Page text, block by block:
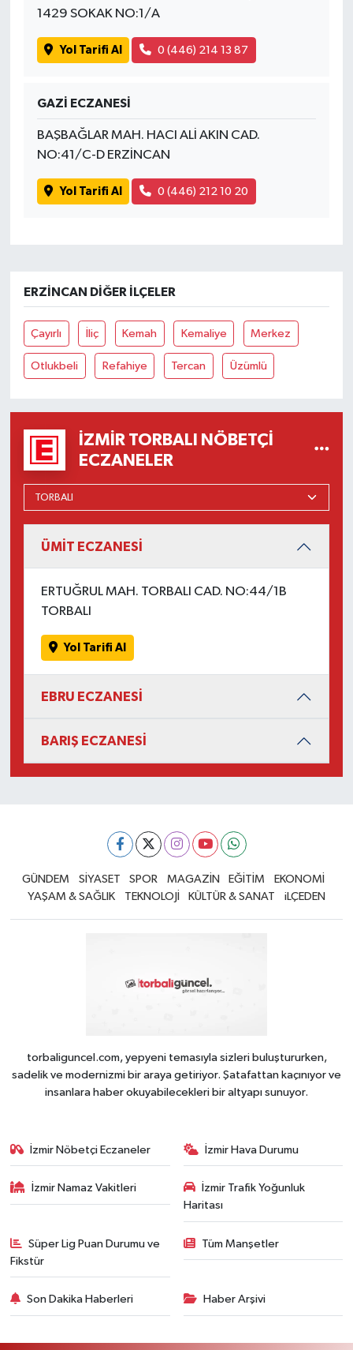
1429 SOKAK NO:1/A
Yol Tarifi Al 0 (446) 214 13 87
GAZİ ECZANESİ
BAŞBAĞLAR MAH. HACI ALİ AKIN CAD.
NO:41/C-D ERZİNCAN
Yol Tarifi Al 0 (446) 212 10 20
ERZINCAN DIĞER İLÇELER
Çayırlı İliç Kemah Kemaliye Merkez
Otlukbeli Refahiye Tercan Üzümlü
İZMIR TORBALI NÖBETÇI
ECZANELER
ÜMİT ECZANESİ
ERTUĞRUL MAH. TORBALI CAD. NO:44/1B
TORBALI
Yol Tarifi Al
EBRU ECZANESİ
BARIŞ ECZANESİ
GÜNDEM SİYASET SPOR MAGAZİN EĞİTİM
EKONOMİ
YAŞAM & SAĞLIK
TEKNOLOJİ KÜLTÜR & SANAT iLÇEDEN
torbaliguncel.com, yepyeni temasıyla sizleri buluştururken,
sadelik ve modernizmi bir araya getiriyor. Şatafattan kaçınıyor ve
insanlara haber okuyabilecekleri bir altyapı sunuyor.
İzmir Nöbetçi Eczaneler İzmir Hava Durumu
İzmir Namaz Vakitleri
İzmir Trafik Yoğunluk
Haritası
Süper Lig Puan Durumu ve
Fikstür
Tüm Manşetler
Son Dakika Haberleri Haber Arşivi